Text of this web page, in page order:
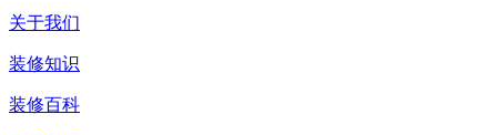
关于我们
装修知识
装修百科